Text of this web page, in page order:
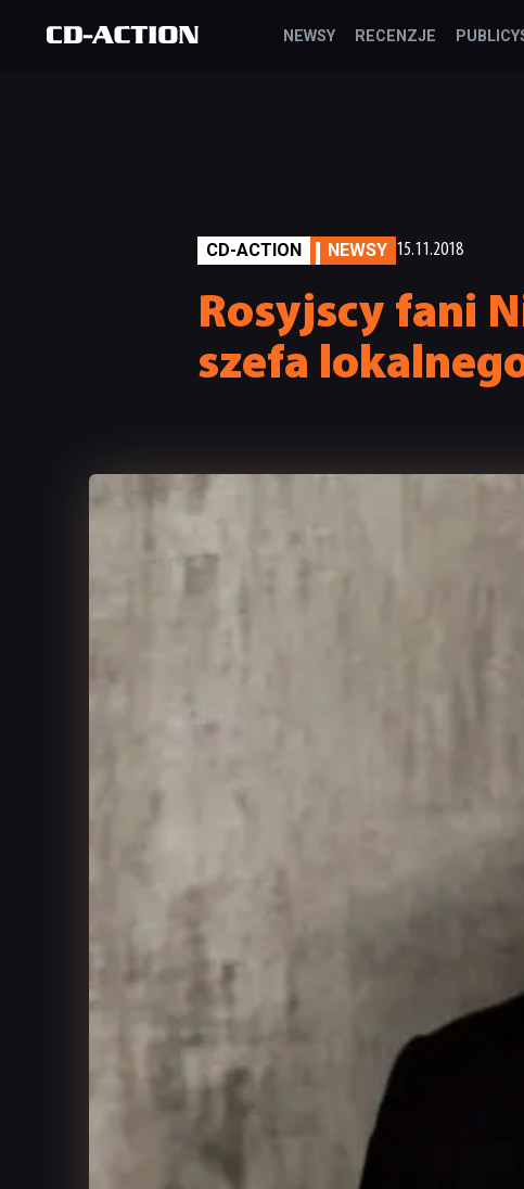
NEWSY RECENZJE
CD-ACTION NEWSY 15.11.2018
Rosyjscy fani
szefa